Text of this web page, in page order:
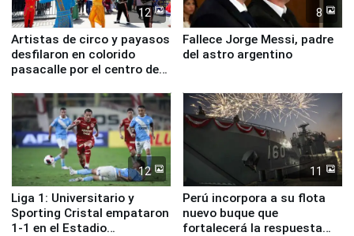
12
Artistas de circo y payasos
desfilaron en colorido
pasacalle por el centro de
8
Fallece Jorge Messi, padre
del astro argentino
12
Liga 1: Universitario y
Sporting Cristal empataron
1-1 en el Estadio
11
Perú incorpora a su flota
nuevo buque que
fortalecerá la respuesta